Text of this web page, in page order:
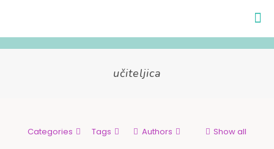
učiteljica
Categories Tags Authors Show all